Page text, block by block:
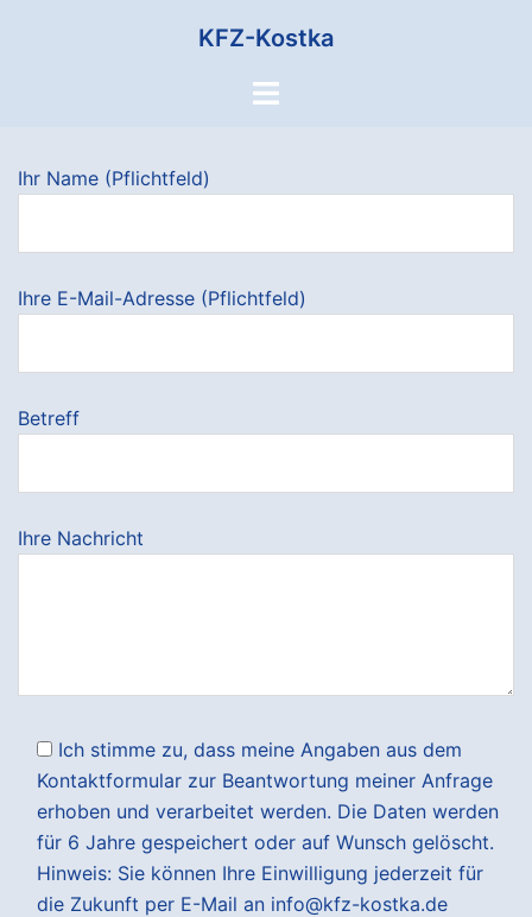
KFZ-Kostka
Menü
Ihr Name (Pflichtfeld)
Ihre E-Mail-Adresse (Pflichtfeld)
Betreff
Ihre Nachricht
Ich stimme zu, dass meine Angaben aus dem
Kontaktformular zur Beantwortung meiner Anfrage
erhoben und verarbeitet werden. Die Daten werden
für 6 Jahre gespeichert oder auf Wunsch gelöscht.
Hinweis: Sie können Ihre Einwilligung jederzeit für
die Zukunft per E-Mail an info@kfz-kostka.de